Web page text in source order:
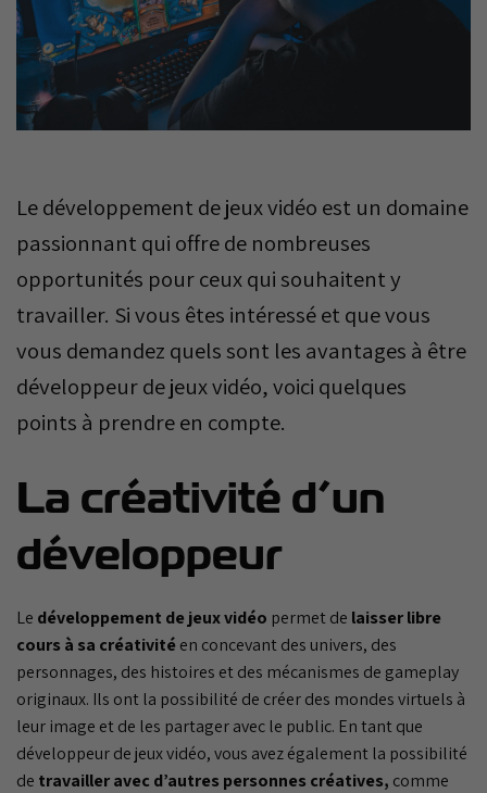
Le développement de jeux vidéo est un domaine
passionnant qui offre de nombreuses
opportunités pour ceux qui souhaitent y
travailler. Si vous êtes intéressé et que vous
vous demandez quels sont les avantages à être
développeur de jeux vidéo, voici quelques
points à prendre en compte.
La créativité d’un
développeur
Le développement de jeux vidéo permet de laisser libre
cours à sa créativité en concevant des univers, des
personnages, des histoires et des mécanismes de gameplay
originaux. Ils ont la possibilité de créer des mondes virtuels à
leur image et de les partager avec le public. En tant que
développeur de jeux vidéo, vous avez également la possibilité
de travailler avec d’autres personnes créatives, comme